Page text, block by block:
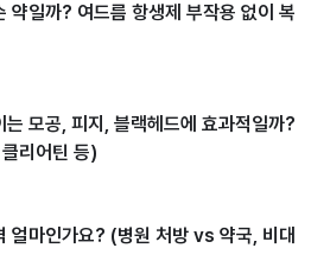
약일까? 여드름 항생제 부작용 없이 복
는 모공, 피지, 블랙헤드에 효과적일까?
리어틴 등)
얼마인가요? (병원 처방 vs 약국, 비대